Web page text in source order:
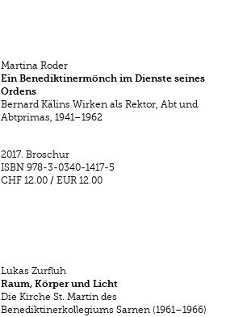
Martina Roder
Ein Benediktinermönch im Dienste seines
Ordens
Bernard Kälins Wirken als Rektor, Abt und
Abtprimas, 1941–1962
2017. Broschur
ISBN 978-3-0340-1417-5
CHF 12.00 /EUR 12.00
Lukas Zurfluh
Raum, Körper und Licht
Die Kirche St. Martin des
Benediktinerkollegiums Sarnen (1961–1966)